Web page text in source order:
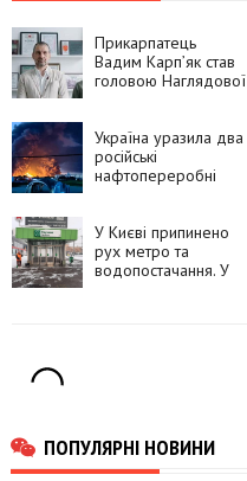
Прикарпатець
Вадим Карп’як став
головою Наглядової
Україна уразила два
російські
нафтопереробні
У Києві припинено
рух метро та
водопостачання. У
ПОПУЛЯРНІ НОВИНИ